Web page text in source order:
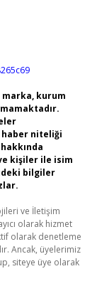
kurum
haber niteliği
kişiler ile isim
bilgiler
ve İletişim
olarak hizmet
olarak denetleme
Ancak, üyelerimiz
siteye üye olarak